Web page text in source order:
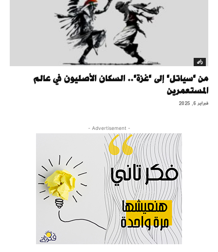
رأى
من "سياتل" إلى "غزة".. السكان الأصليون في عالم
المستعمرين
فبراير 6, 2025
- Advertisement -